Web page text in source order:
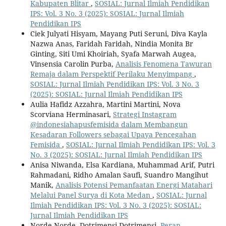
Kabupaten Blitar , SOSIAL: Jurnal Ilmiah Pendidikan
IPS: Vol. 3 No. 3 (2025): SOSIAL: Jurnal Ilmiah
Pendidikan IPS
Ciek Julyati Hisyam, Mayang Puti Seruni, Diva Kayla
Nazwa Anas, Faridah Faridah, Nindia Monita Br
Ginting, Siti Umi Khoiriah, Syafa Marwah Augea,
Vinsensia Carolin Purba, Analisis Fenomena Tawuran
Remaja dalam Perspektif Perilaku Menyimpang ,
SOSIAL: Jurnal Ilmiah Pendidikan IPS: Vol. 3 No. 3
(2025): SOSIAL: Jurnal Ilmiah Pendidikan IPS
Aulia Hafidz Azzahra, Martini Martini, Nova
Scorviana Herminasari, Strategi Instagram
@indonesiahapusfemisida dalam Membangun
Kesadaran Followers sebagai Upaya Pencegahan
Femisida , SOSIAL: Jurnal Ilmiah Pendidikan IPS: Vol. 3
No. 3 (2025): SOSIAL: Jurnal Ilmiah Pendidikan IPS
Anisa Niwanda, Elsa Kardiana, Muhammad Arif, Putri
Rahmadani, Ridho Amalan Saufi, Suandro Mangihut
Manik, Analisis Potensi Pemanfaatan Energi Matahari
Melalui Panel Surya di Kota Medan , SOSIAL: Jurnal
Ilmiah Pendidikan IPS: Vol. 3 No. 3 (2025): SOSIAL:
Jurnal Ilmiah Pendidikan IPS